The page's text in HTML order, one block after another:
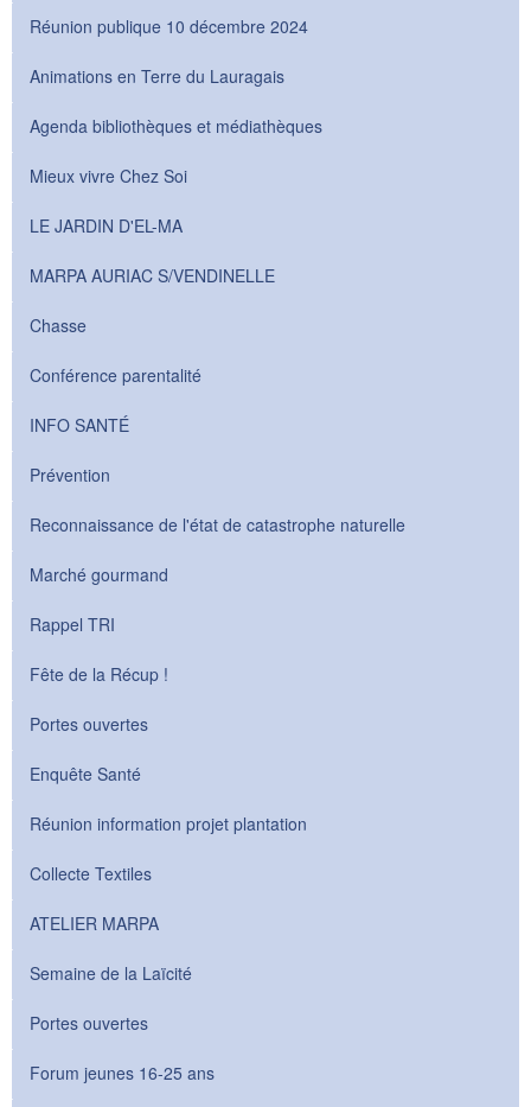
Réunion publique 10 décembre 2024
Animations en Terre du Lauragais
Agenda bibliothèques et médiathèques
Mieux vivre Chez Soi
LE JARDIN D'EL-MA
MARPA AURIAC S/VENDINELLE
Chasse
Conférence parentalité
INFO SANTÉ
Prévention
Reconnaissance de l'état de catastrophe naturelle
Marché gourmand
Rappel TRI
Fête de la Récup !
Portes ouvertes
Enquête Santé
Réunion information projet plantation
Collecte Textiles
ATELIER MARPA
Semaine de la Laïcité
Portes ouvertes
Forum jeunes 16-25 ans